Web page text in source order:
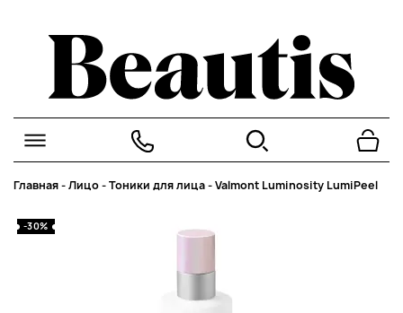
Главная-Лицо-Тоники для лица-Valmont Luminosity LumiPeel
-30%